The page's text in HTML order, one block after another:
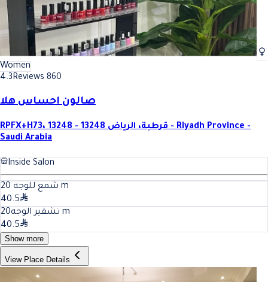
Women
4.3Reviews 860
صالون احساس هلا
RPFX+H73، قرطبة، الرياض 13248 - 13248 - Riyadh Province -
Saudi Arabia
Inside Salon
شمع للوجه 20
m
40.5
تشقير الوجه20
m
40.5
Show more
View Place Details